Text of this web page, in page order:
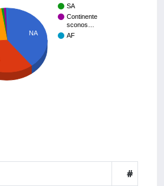
SA
Continente
sconos…
AF
NA
#